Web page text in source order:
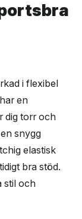
i flexibel
en
dig torr och
snygg
elastisk
bra stöd.
stil och